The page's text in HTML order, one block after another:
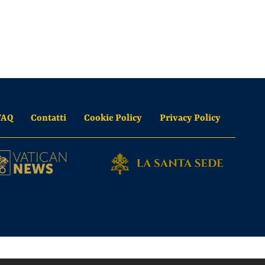
Contatti Cookie Policy Privacy Policy